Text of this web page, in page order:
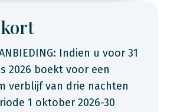
Indien u voor 31
2026 boekt voor een
verblijf van drie nachten
1 oktober 2026-30